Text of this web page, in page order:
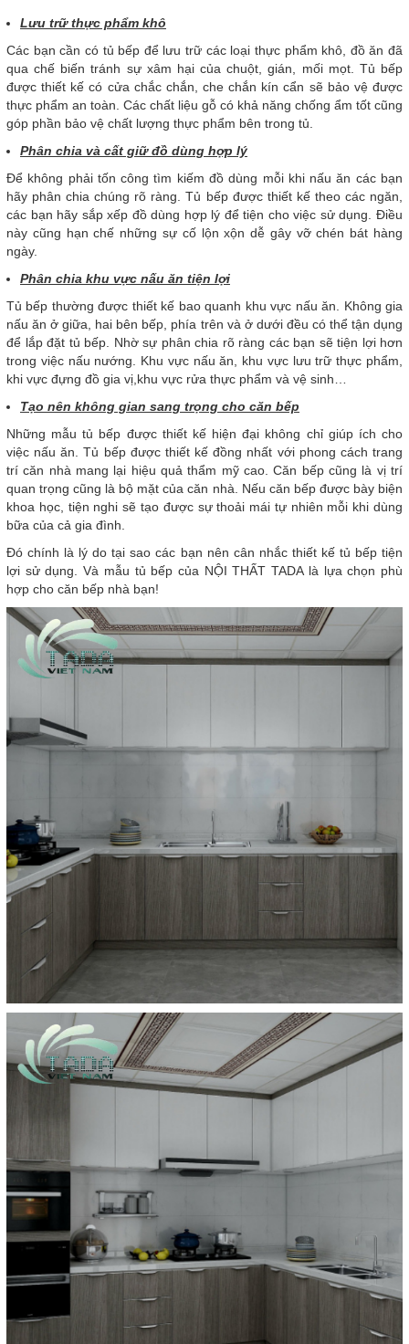
Lưu trữ thực phẩm khô
Các bạn cần có tủ bếp để lưu trữ các loại thực phẩm khô, đồ ăn đã
qua chế biến tránh sự xâm hại của chuột, gián, mối mọt. Tủ bếp
được thiết kế có cửa chắc chắn, che chắn kín cẩn sẽ bảo vệ được
thực phẩm an toàn. Các chất liệu gỗ có khả năng chống ẩm tốt cũng
góp phần bảo vệ chất lượng thực phẩm bên trong tủ.
Phân chia và cất giữ đồ dùng hợp lý
Để không phải tốn công tìm kiếm đồ dùng mỗi khi nấu ăn các bạn
hãy phân chia chúng rõ ràng. Tủ bếp được thiết kế theo các ngăn,
các bạn hãy sắp xếp đồ dùng hợp lý để tiện cho việc sử dụng. Điều
này cũng hạn chế những sự cố lộn xộn dễ gây vỡ chén bát hàng
ngày.
Phân chia khu vực nấu ăn tiện lợi
Tủ bếp thường được thiết kế bao quanh khu vực nấu ăn. Không gia
nấu ăn ở giữa, hai bên bếp, phía trên và ở dưới đều có thể tận dụng
để lắp đặt tủ bếp. Nhờ sự phân chia rõ ràng các bạn sẽ tiện lợi hơn
trong việc nấu nướng. Khu vực nấu ăn, khu vực lưu trữ thực phẩm,
khi vực đựng đồ gia vị,khu vực rửa thực phẩm và vệ sinh…
Tạo nên không gian sang trọng cho căn bếp
Những mẫu tủ bếp được thiết kế hiện đại không chỉ giúp ích cho
việc nấu ăn. Tủ bếp được thiết kế đồng nhất với phong cách trang
trí căn nhà mang lại hiệu quả thẩm mỹ cao. Căn bếp cũng là vị trí
quan trọng cũng là bộ mặt của căn nhà. Nếu căn bếp được bày biện
khoa học, tiện nghi sẽ tạo được sự thoải mái tự nhiên mỗi khi dùng
bữa của cả gia đình.
Đó chính là lý do tại sao các bạn nên cân nhắc thiết kế tủ bếp tiện
lợi sử dụng. Và mẫu tủ bếp của NỘI THẤT TADA là lựa chọn phù
hợp cho căn bếp nhà bạn!